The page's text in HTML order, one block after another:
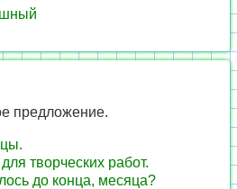
предложение.
творческих работ.
до конца, месяца?